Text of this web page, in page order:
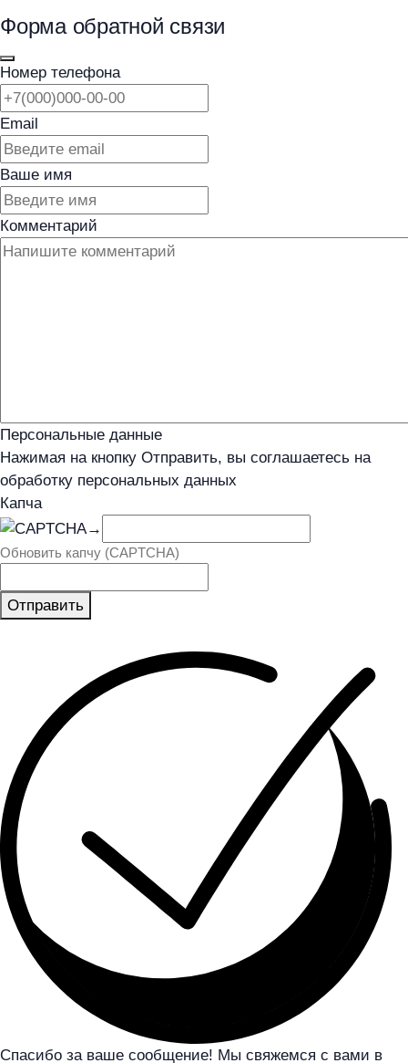
Форма обратной связи
Номер телефона
Email
Ваше имя
Комментарий
Персональные данные
Нажимая на кнопку Отправить, вы соглашаетесь на
обработку персональных данных
Капча
→
Обновить капчу (CAPTCHA)
Отправить
Спасибо за ваше сообщение! Мы свяжемся с вами в